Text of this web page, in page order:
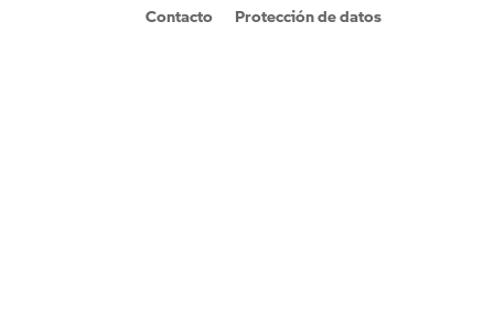
Contacto
Protección de datos